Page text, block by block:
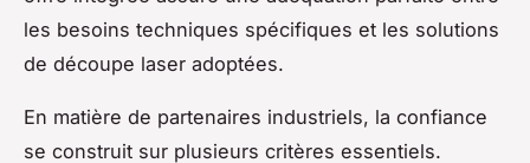
les besoins techniques spécifiques et les solutions
de découpe laser adoptées.
En matière de partenaires industriels, la confiance
se construit sur plusieurs critères essentiels.